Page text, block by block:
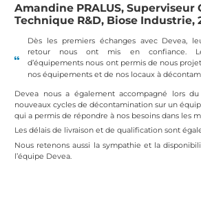
Amandine PRALUS, Superviseur
Technique R&D, Biose Industrie,
Dès les premiers échanges avec Devea,
retour nous ont mis en confiance.
d’équipements nous ont permis de nous
nos équipements et de nos locaux à
Devea nous a également accompagné lors
nouveaux cycles de décontamination sur un
qui a permis de répondre à nos besoins dans les
Les délais de livraison et de qualification sont
Nous retenons aussi la sympathie et la
l’équipe Devea.